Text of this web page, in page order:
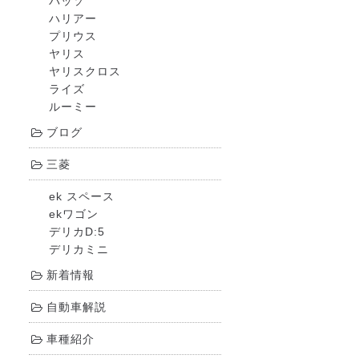
ハリアー
プリウス
ヤリス
ヤリスクロス
ライズ
ルーミー
ブログ
三菱
ek スペース
ekワゴン
デリカD:5
デリカミニ
新着情報
自動車解説
車種紹介